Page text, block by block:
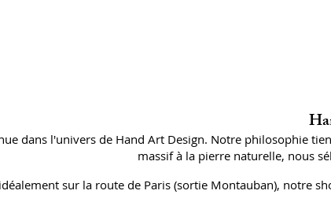
dans l'univers de Hand Art Design. Notre philosophie
massif à la pierre naturelle, nous
sur la route de Paris (sortie Montauban), notre